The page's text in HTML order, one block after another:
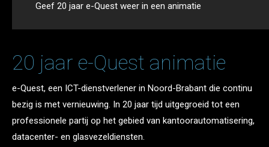
Geef 20 jaar e-Quest weer in een animatie
20 jaar e-Quest animatie
e-Quest, een ICT-dienstverlener in Noord-Brabant die continu
bezig is met vernieuwing. In 20 jaar tijd uitgegroeid tot een
professionele partij op het gebied van kantoorautomatisering,
datacenter- en glasvezeldiensten.